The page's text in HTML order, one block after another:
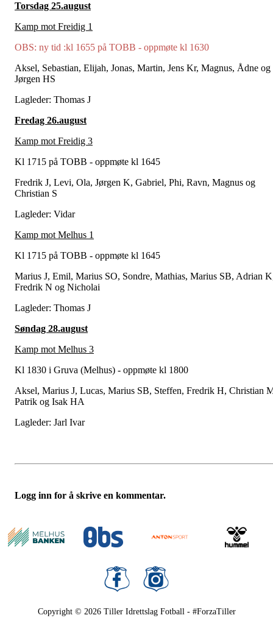
Torsdag 25.august
Kamp mot Freidig 1
OBS: ny tid :kl 1655 på TOBB - oppmøte kl 1630
Aksel, Sebastian, Elijah, Jonas, Martin, Jens Kr, Magnus, Ådne og
Jørgen HS
Lagleder: Thomas J
Fredag 26.august
Kamp mot Freidig 3
Kl 1715 på TOBB - oppmøte kl 1645
Fredrik J, Levi, Ola, Jørgen K, Gabriel, Phi, Ravn, Magnus og
Christian S
Lagleder: Vidar
Kamp mot Melhus 1
Kl 1715 på TOBB - oppmøte kl 1645
Marius J, Emil, Marius SO, Sondre, Mathias, Marius SB, Adrian
Fredrik N og Nicholai
Lagleder: Thomas J
Søndag 28.august
Kamp mot Melhus 3
Kl 1830 i Gruva (Melhus) - oppmøte kl 1800
Aksel, Marius J, Lucas, Marius SB, Steffen, Fredrik H, Christian
Patrik og Isak HA
Lagleder: Jarl Ivar
Logg inn for å skrive en kommentar.
Copyright © 2026 Tiller Idrettslag Fotball - #ForzaTiller